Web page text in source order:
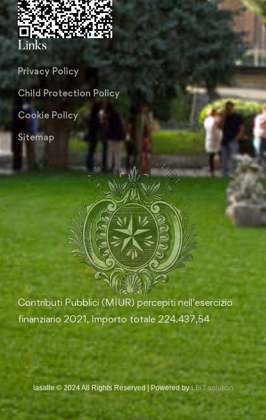
Links
Privacy Policy
Child Protection Policy
Cookie Policy
Sitemap
Contributi Pubblici (MIUR) percepiti nell’esercizio
finanziario 2021, Importo totale 224.437,54
lasalle © 2024 All Rights Reserved | Powered byLBiT solution